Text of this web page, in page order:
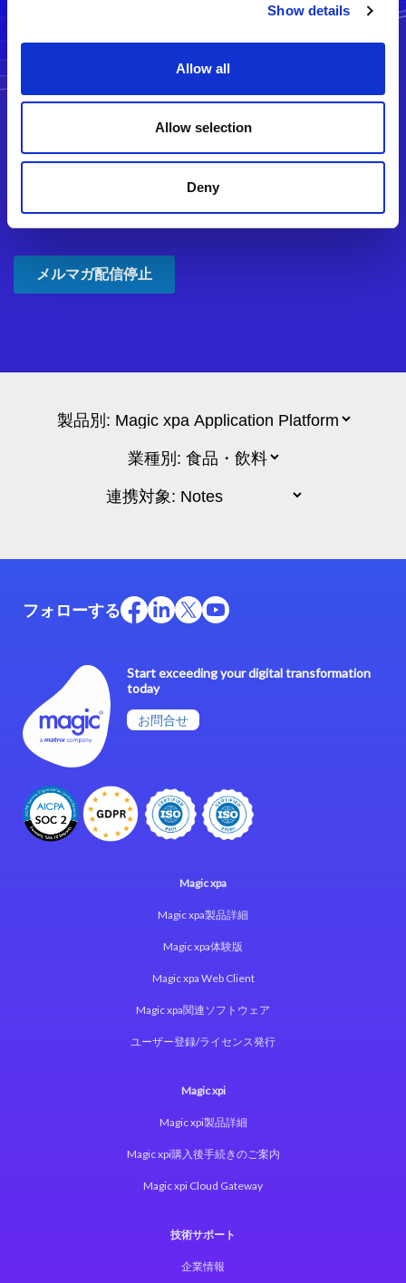
Show details
Allow all
Allow selection
Deny
Start exceeding your digital transformation
today
お問合せ
フォローする
Magic xpa
Magic xpa製品詳細
Magic xpa体験版
Magic xpa Web Client
Magic xpa関連ソフトウェア
ユーザー登録/ライセンス発行
Magic xpi
Magic xpi製品詳細
Magic xpi購入後手続きのご案内
Magic xpi Cloud Gateway
技術サポート
企業情報